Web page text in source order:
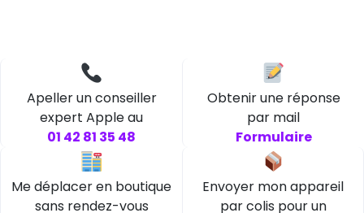
Apeller un conseiller
expert Apple au
01 42 81 35 48
Obtenir une réponse
par mail
Formulaire
Me déplacer en boutique
sans rendez-vous
Envoyer mon appareil
par colis pour un